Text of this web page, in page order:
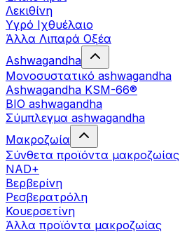
Λεκιθίνη
Υγρό Ιχθυέλαιο
Άλλα Λιπαρά Οξέα
Ashwagandha
Μονοσυστατικό ashwagandha
Ashwagandha KSM-66®
BIO ashwagandha
Σύμπλεγμα ashwagandha
Μακροζωία
Σύνθετα προϊόντα μακροζωίας
NAD+
Βερβερίνη
Ρεσβερατρόλη
Κουερσετίνη
Άλλα προϊόντα μακροζωίας